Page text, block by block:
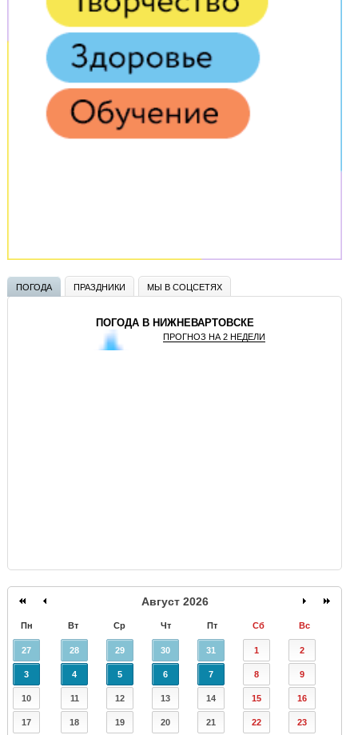
ПОГОДА ПРАЗДНИКИ МЫ В СОЦСЕТЯХ
ПОГОДА В НИЖНЕВАРТОВСКЕ
ПРОГНОЗ НА 2 НЕДЕЛИ
Август 2026
Пн Вт Ср Чт Пт Сб Вс
27 28 29 30 31 1 2
3 4 5 6 7 8 9
10 11 12 13 14 15 16
17 18 19 20 21 22 23